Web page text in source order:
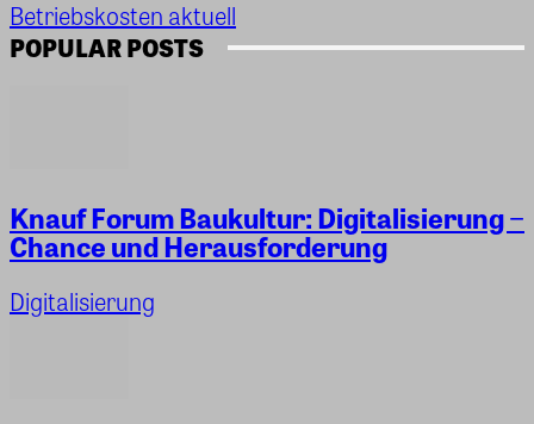
Betriebskosten aktuell
POPULAR POSTS
Knauf Forum Baukultur: Digitalisierung −
Chance und Herausforderung
Digitalisierung